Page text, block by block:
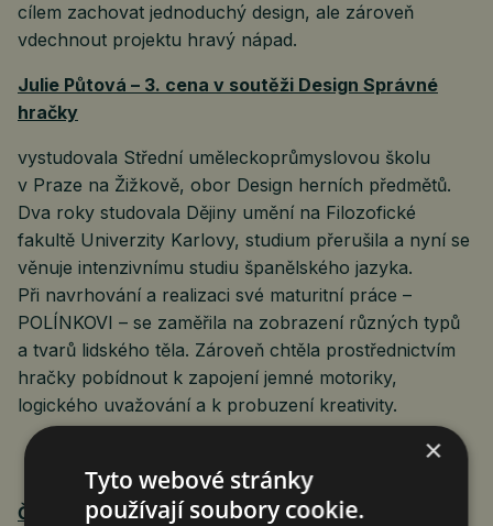
cílem zachovat jednoduchý design, ale zároveň
vdechnout projektu hravý nápad.
Julie Půtová – 3. cena v soutěži Design Správné
hračky
vystudovala Střední uměleckoprůmyslovou školu
v Praze na Žižkově, obor Design herních předmětů.
Dva roky studovala Dějiny umění na Filozofické
fakultě Univerzity Karlovy, studium přerušila a nyní se
věnuje intenzivnímu studiu španělského jazyka.
Při navrhování a realizaci své maturitní práce –
POLÍNKOVI – se zaměřila na zobrazení různých typů
a tvarů lidského těla. Zároveň chtěla prostřednictvím
hračky pobídnout k zapojení jemné motoriky,
logického uvažování a k probuzení kreativity.
Členové odborné porty soutěže Design Správné
×
Tyto webové stránky
používají soubory cookie.